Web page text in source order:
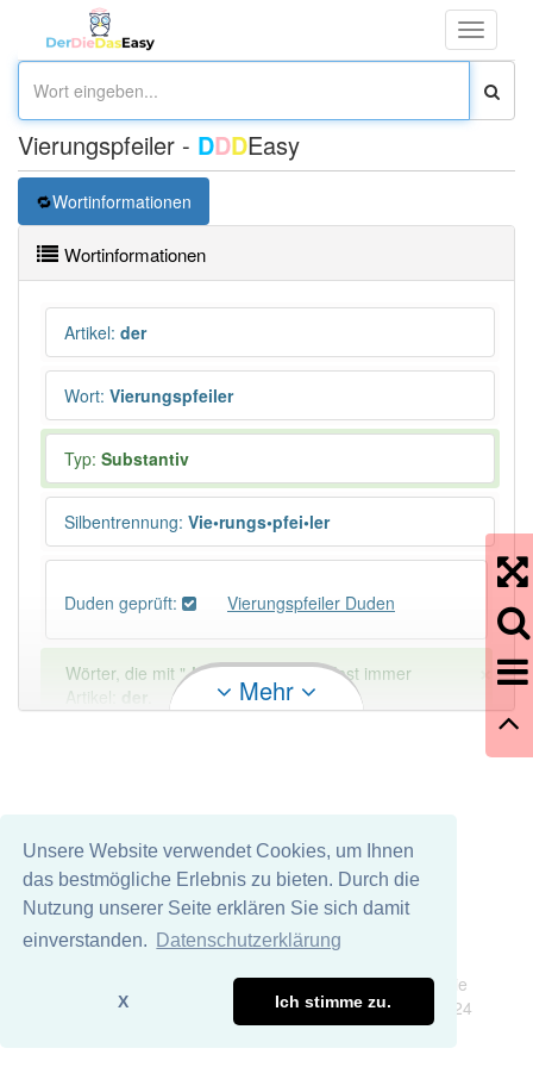
Unsere Website verwendet Cookies, um Ihnen
das bestmögliche Erlebnis zu bieten. Durch die
Nutzung unserer Seite erklären Sie sich damit
einverstanden.
Datenschutzerklärung
X Ich stimme zu.
Toggle
Vierungspfeiler - DDDEasy
Wortinformationen
Wortinformationen
Artikel: der
Wort: Vierungspfeiler
Typ: Substantiv
Silbentrennung: Vie•rungs•pfei•ler
Duden geprüft: Vierungspfeiler Duden
Wörter, die mit "-ler" enden, haben fast immer
Artikel:
der
DAS:11Ausnahmen Beispiele
PowerIndex:3
Häufigkeit: 2 von 10
Mehr
Wir übernehmen keine Garantie und keine Haftung für die
Richtigkeit und Vollständigkeit dieser Seite. DDDEasy 2024